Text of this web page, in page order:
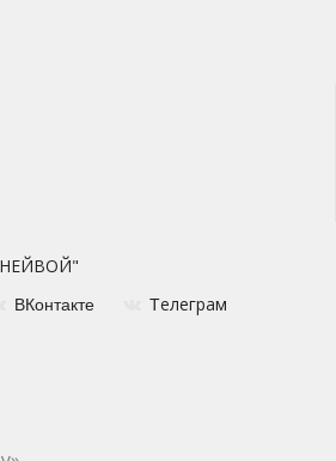
ВКонтакте Телеграм